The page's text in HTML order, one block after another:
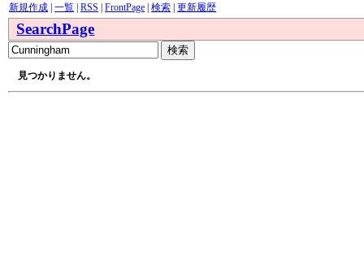
新規作成| 一覧| RSS FrontPage| 検索| 更新履歴
SearchPage
見つかりません。